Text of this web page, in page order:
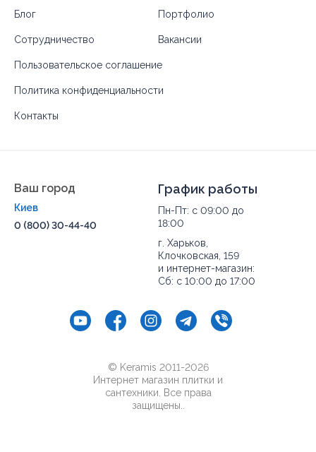
Блог Портфолио
Сотрудничество Вакансии
Пользовательское соглашение
Политика конфиденциальности
Контакты
Ваш город
Киев
0 (800) 30-44-40
График работы
Пн-Пт: с 09:00 до
18:00
г. Харьков,
Клочковская, 159
и интернет-магазин:
Сб: с 10:00 до 17:00
© Keramis 2011-2026
Интернет магазин плитки и
сантехники. Все права
защищены..